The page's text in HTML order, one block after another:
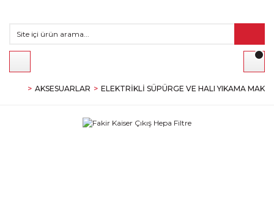
AKSESUARLAR ELEKTRIKLI SÜPÜRGE VE HALI YIKAMA